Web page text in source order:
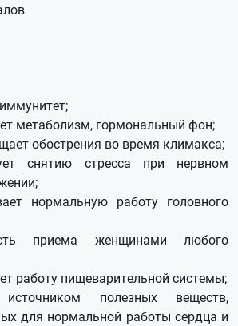
метаболизм, гормональный фон;
обострения во время климакса;
снятию стресса при нервном
нормальную работу головного
приема женщинами любого
работу пищеварительной системы;
источником полезных веществ,
для нормальной работы сердца и